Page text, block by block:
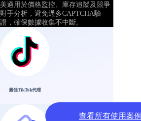
美適用於價格監控、庫存追蹤及競爭
對手分析，避免過多CAPTCHA驗
證，確保數據收集不中斷。
最佳TikTok代理​
查看所有使用案例